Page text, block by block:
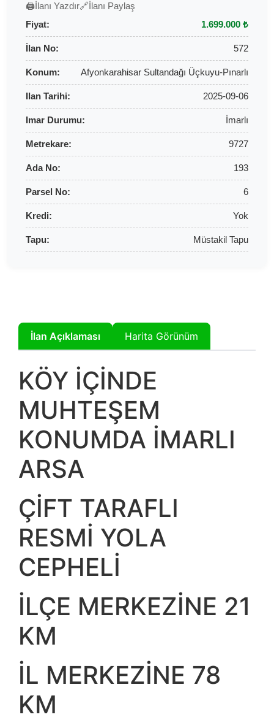
🖨️İlanı Yazdır🔗İlanı Paylaş
Fiyat:
1.699.000 ₺
İlan No: 572
Konum: Afyonkarahisar Sultandağı Üçkuyu-Pınarlı
Ilan Tarihi: 2025-09-06
Imar Durumu: İmarlı
Metrekare: 9727
Ada No: 193
Parsel No: 6
Kredi: Yok
Tapu: Müstakil Tapu
İlan Açıklaması Harita Görünüm
KÖY İÇİNDE
MUHTEŞEM
KONUMDA İMARLI
ARSA
ÇİFT TARAFLI
RESMİ YOLA
CEPHELİ
İLÇE MERKEZİNE 21
KM
İL MERKEZİNE 78
KM